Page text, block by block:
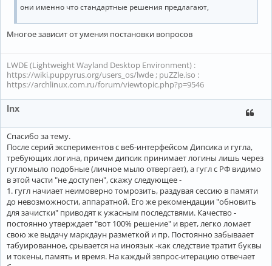
они именно что стандартные решения предлагают,
Многое зависит от умения постановки вопросов
LWDE (Lightweight Wayland Desktop Environment) :
https://wiki.puppyrus.org/users_os/lwde ; puZZle.iso :
https://archlinux.com.ru/forum/viewtopic.php?p=9546
lnx
Спасибо за тему.
После серий экспериментов с веб-интерфейсом Дипсика и гугла,
требующих логина, причем дипсик принимает логины лишь через
гугломыло подобные (личное мыло отвергает), а гугл с РФ видимо
в этой части "не доступен", скажу следующее -
1. гугл начиает неимоверно томрозить, раздувая сессию в памяти
до невозможности, аппаратной. Его же рекомендации "обновить
для зачистки" приводят к ужасным последствями. Качество -
постоянно утверждает "вот 100% решение" и врет, легко ломает
свою же выдачу маркдаун разметкой и пр. Постоянно забываает
табуированное, срывается на иноязык -как следствие тратит буквы
и токены, память и время. На каждый звпрос-итерацию отвечает